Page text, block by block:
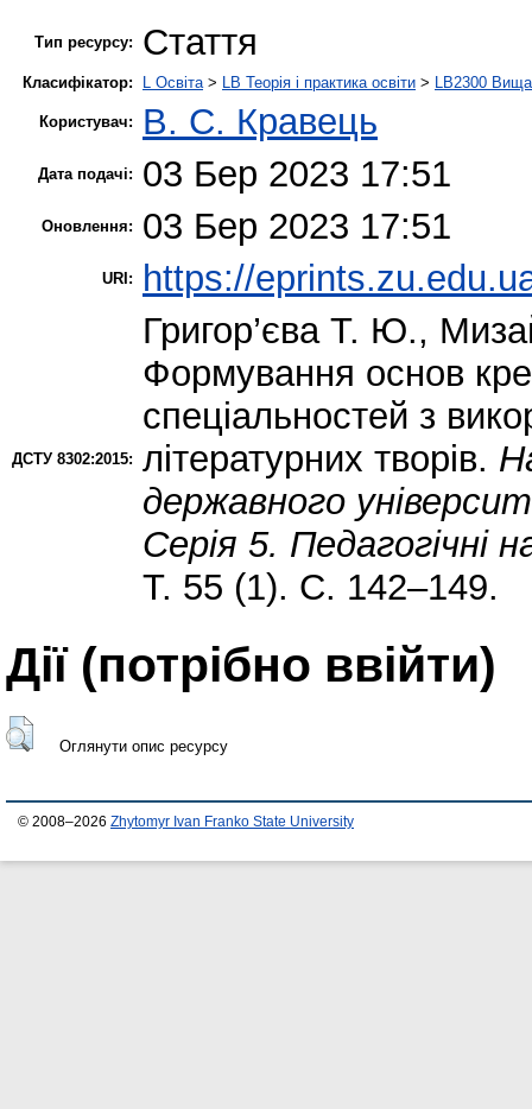
Тип ресурсу: Стаття
Класифікатор: L Освіта > LB Теорія і практика освіти > LB2300 Вища
Користувач: В. С. Кравець
Дата подачі: 03 Бер 2023 17:51
Оновлення: 03 Бер 2023 17:51
URI: https://
ДСТУ 8302:2015:
Григор’єва Т. Ю.,
Формування основ
спеціальностей з
літературних творів.
державного
Серія 5. Педагогічні
Т. 55 (1). С. 142–149.
Дії ​​(потрібно ввійти)
Оглянути опис ресурсу
© 2008–2026 Zhytomyr Ivan Franko State University